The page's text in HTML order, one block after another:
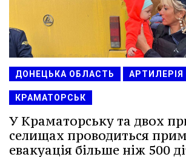
ДОНЕЦЬКА ОБЛАСТЬ АРТИЛЕРІЯ
КРАМАТОРСЬК
У Краматорську та двох
селищах проводиться
евакуація більше ніж 500